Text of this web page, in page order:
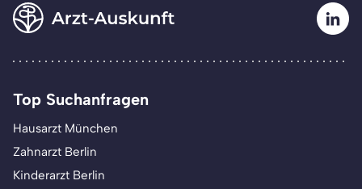
Top Suchanfragen
Hausarzt München
Zahnarzt Berlin
Kinderarzt Berlin